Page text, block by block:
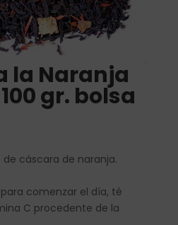
la Naranja
gr. bolsa
cáscara de naranja.
comenzar el día, té
C procedente de la